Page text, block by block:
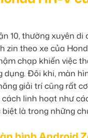
10, thường xuyên
zin theo xe của
chạp khiến việc
Đôi khi, màn
giải trí cũng rất
linh hoạt như
là trong những